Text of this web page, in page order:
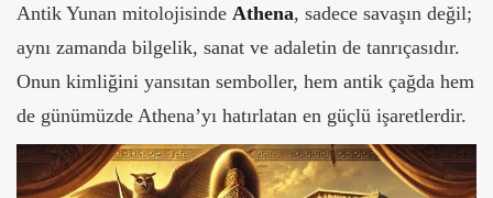
Antik Yunan mitolojisinde Athena, sadece savaşın değil;
aynı zamanda bilgelik, sanat ve adaletin de tanrıçasıdır.
Onun kimliğini yansıtan semboller, hem antik çağda hem
de günümüzde Athena’yı hatırlatan en güçlü işaretlerdir.